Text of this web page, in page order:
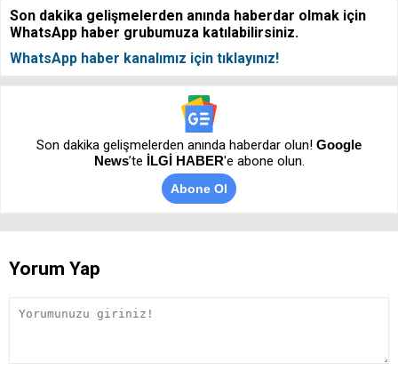
Son dakika gelişmelerden anında haberdar olmak için
WhatsApp haber grubumuza katılabilirsiniz.
WhatsApp haber kanalımız için tıklayınız!
Son dakika gelişmelerden anında haberdar olun! Google
News’te İLGİ HABER'e abone olun.
Abone Ol
Yorum Yap